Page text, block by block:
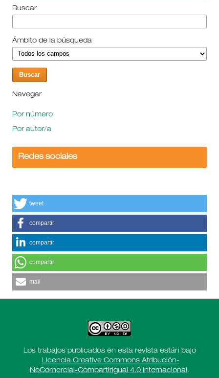
Buscar
Ámbito de la búsqueda
Navegar
Por número
Por autor/a
Redes sociales
tweet
compartir
compartir
compartir
mail
Los trabajos publicados en esta revista están bajo
Licencia Creative Commons Atribución-
NoComercial-CompartirIgual 4.0 Internacional .